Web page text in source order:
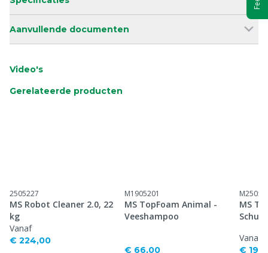
Aanvullende documenten
Video's
Gerelateerde producten
2505227
MS Robot Cleaner 2.0, 22
kg
Vanaf
€ 224,00
M1905201
MS TopFoam Animal -
Veeshampoo
€ 66,00
MS
Vanaf
€